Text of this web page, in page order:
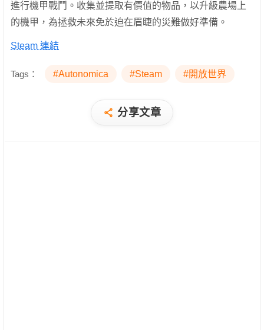
進行機甲戰鬥。收集並提取有價值的物品，以升級農場上
的機甲，為拯救未來免於迫在眉睫的災難做好準備。
Steam 連結
Tags： #Autonomica #Steam #開放世界
分享文章